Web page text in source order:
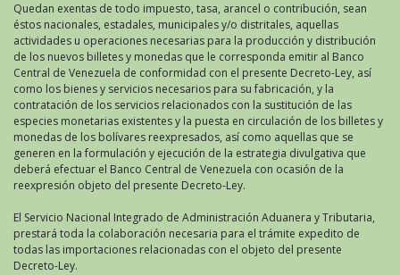
Quedan exentas de todo impuesto, tasa, arancel o contribución, sean
éstos nacionales, estadales, municipales y/o distritales, aquellas
actividades u operaciones necesarias para la producción y distribución
de los nuevos billetes y monedas que le corresponda emitir al Banco
Central de Venezuela de conformidad con el presente Decreto-Ley, así
como los bienes y servicios necesarios para su fabricación, y la
contratación de los servicios relacionados con la sustitución de las
especies monetarias existentes y la puesta en circulación de los billetes y
monedas de los bolívares reexpresados, así como aquellas que se
generen en la formulación y ejecución de la estrategia divulgativa que
deberá efectuar el Banco Central de Venezuela con ocasión de la
reexpresión objeto del presente Decreto-Ley.
El Servicio Nacional Integrado de Administración Aduanera y Tributaria,
prestará toda la colaboración necesaria para el trámite expedito de
todas las importaciones relacionadas con el objeto del presente
Decreto-Ley.